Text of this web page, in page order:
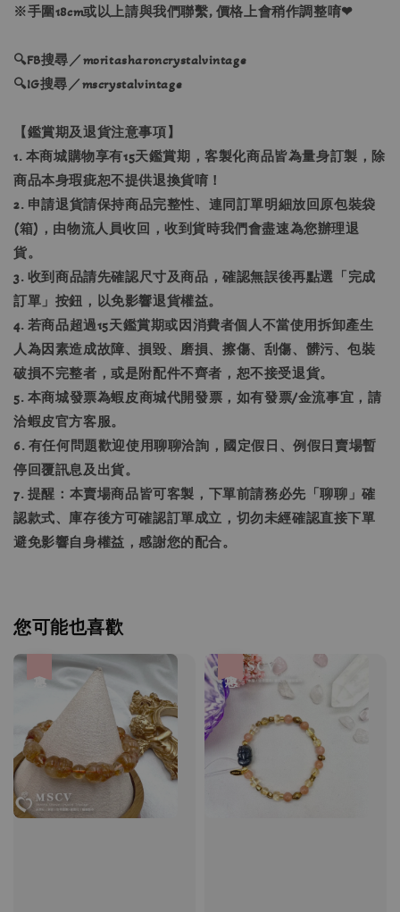
※手圍18cm或以上請與我們聯繫, 價格上會稍作調整唷❤
🔍FB搜尋／moritasharoncrystalvintage
🔍IG搜尋／mscrystalvintage
【鑑賞期及退貨注意事項】
1. 本商城購物享有15天鑑賞期，客製化商品皆為量身訂製，除
商品本身瑕疵恕不提供退換貨唷！
2. 申請退貨請保持商品完整性、連同訂單明細放回原包裝袋
(箱)，由物流人員收回，收到貨時我們會盡速為您辦理退
貨。
3. 收到商品請先確認尺寸及商品，確認無誤後再點選「完成
訂單」按鈕，以免影響退貨權益。
4. 若商品超過15天鑑賞期或因消費者個人不當使用拆卸產生
人為因素造成故障、損毀、磨損、擦傷、刮傷、髒污、包裝
破損不完整者，或是附配件不齊者，恕不接受退貨。
5. 本商城發票為蝦皮商城代開發票，如有發票/金流事宜，請
洽蝦皮官方客服。
6. 有任何問題歡迎使用聊聊洽詢，國定假日、例假日賣場暫
停回覆訊息及出貨。
7. 提醒：本賣場商品皆可客製，下單前請務必先「聊聊」確
認款式、庫存後方可確認訂單成立，切勿未經確認直接下單
避免影響自身權益，感謝您的配合。
您可能也喜歡